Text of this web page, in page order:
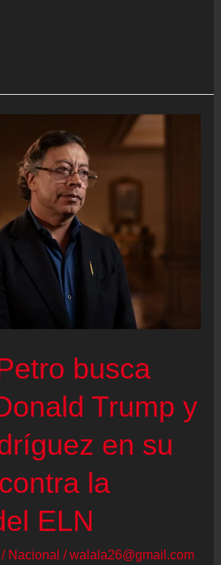
busca
Trump y
en su
la
ELN
/ Nacional /walala26@gmail.com